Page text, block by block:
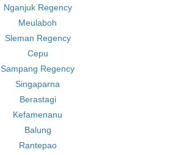
Nganjuk Regency
Meulaboh
Sleman Regency
Cepu
Sampang Regency
Singaparna
Berastagi
Kefamenanu
Balung
Rantepao